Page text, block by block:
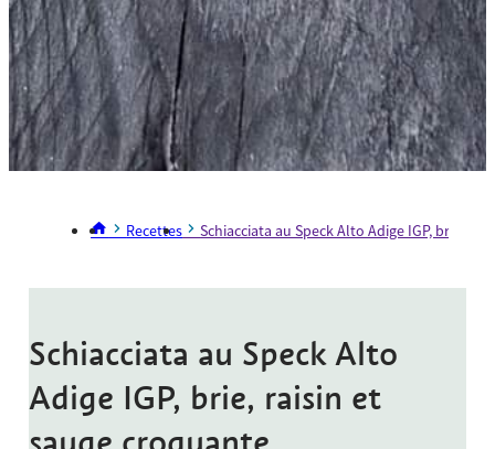
Recettes Schiacciata au Speck Alto Adige IGP, brie,
Schiacciata au Speck Alto
Adige IGP, brie, raisin et